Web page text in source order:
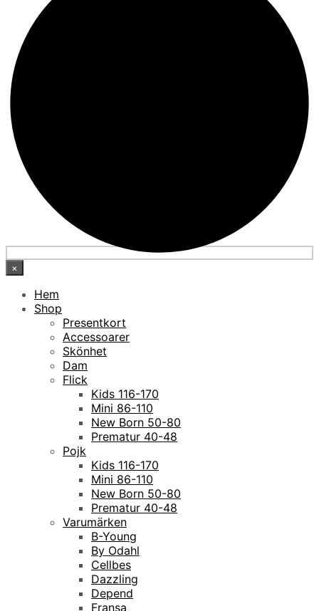
×
Hem
Shop
Presentkort
Accessoarer
Skönhet
Dam
Flick
Kids 116-170
Mini 86-110
New Born 50-80
Prematur 40-48
Pojk
Kids 116-170
Mini 86-110
New Born 50-80
Prematur 40-48
Varumärken
B-Young
By Odahl
Cellbes
Dazzling
Depend
Fransa